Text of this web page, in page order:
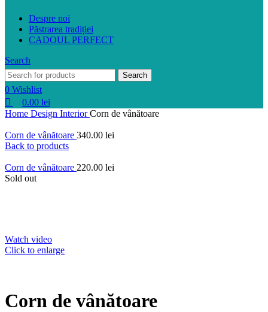
Despre noi
Păstrarea tradiției
CADOUL PERFECT
Search
Search
0 Wishlist
0.00 lei
Home Design InteriorCorn de vânătoare
Corn de vânătoare 340.00 lei
Back to products
Corn de vânătoare 220.00 lei
Sold out
Watch video
Click to enlarge
Corn de vânătoare